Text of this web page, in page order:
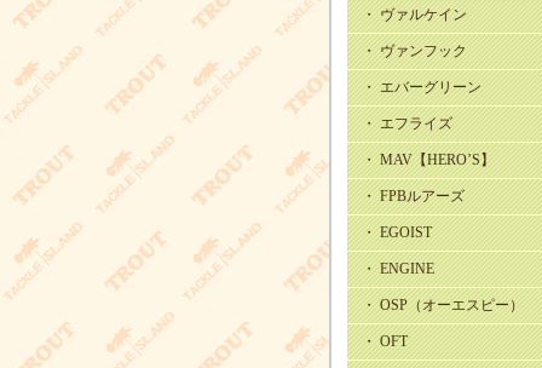
・ ヴァルケイン
・ ヴァンフック
・ エバーグリーン
・ エフライズ
・ MAV【HERO’S】
・ FPBルアーズ
・ EGOIST
・ ENGINE
・ OSP（オーエスピー）
・ OFT